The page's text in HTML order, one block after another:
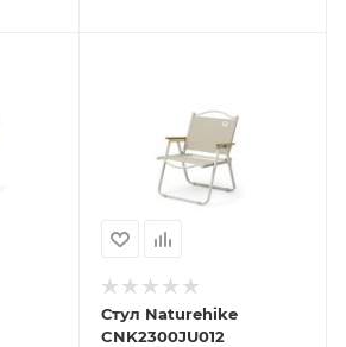
Стул Naturehike
CNK2300JU012